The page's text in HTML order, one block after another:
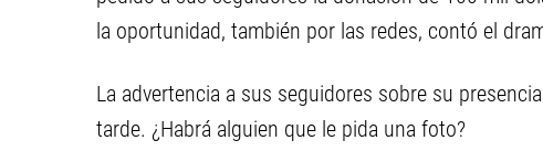
la oportunidad, también por las redes, contó el
La advertencia a sus seguidores sobre su
tarde. ¿Habrá alguien que le pida una foto?